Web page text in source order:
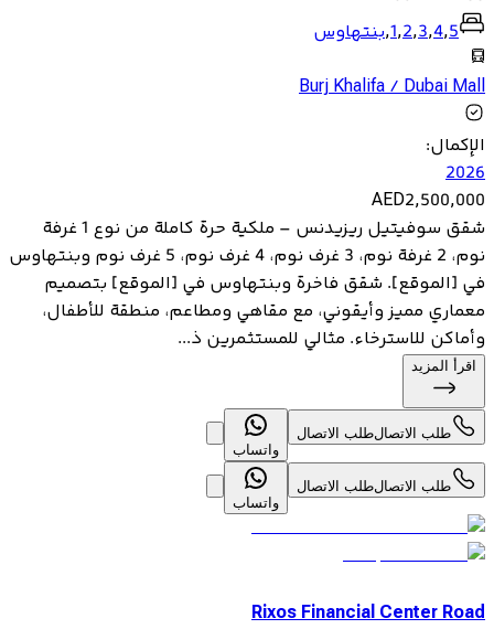
1,2,3,4,5
,بنتهاوس
Burj Khalifa / Dubai Mall
الإكمال:
2026
AED2,500,000
شقق سوفيتيل ريزيدنس – ملكية حرة كاملة من نوع 1 غرفة
نوم، 2 غرفة نوم، 3 غرف نوم، 4 غرف نوم، 5 غرف نوم وبنتهاوس
في [الموقع]. شقق فاخرة وبنتهاوس في [الموقع] بتصميم
معماري مميز وأيقوني، مع مقاهي ومطاعم، منطقة للأطفال،
وأماكن للاسترخاء. مثالي للمستثمرين ذ...
اقرأ المزيد
طلب الاتصالطلب الاتصال
واتساب
طلب الاتصالطلب الاتصال
واتساب
Rixos Financial Center Road